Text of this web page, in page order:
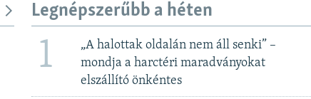
Legnépszerűbb a héten
1
„A halottak oldalán nem áll senki” –
mondja a harctéri maradványokat
elszállító önkéntes